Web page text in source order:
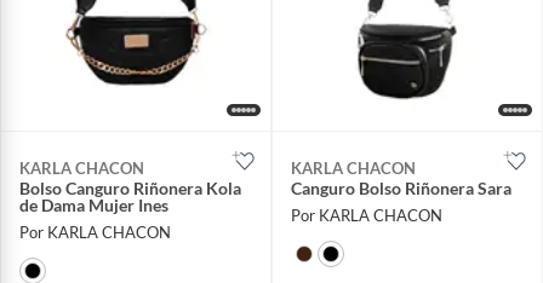
KARLA CHACON
Bolso Canguro Riñonera Kola
de Dama Mujer Ines
Por KARLA CHACON
KARLA CHACON
Canguro Bolso Riñonera Sara
Por KARLA CHACON